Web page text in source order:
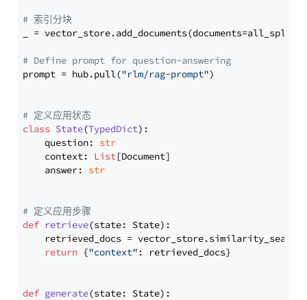
# 索引分块
_ = vector_store.add_documents(documents=all_splits)
# Define prompt for question-answering
prompt = hub.pull("rlm/rag-prompt")
# 定义应用状态
class State(TypedDict):
    question:
str
    context:
List[Document]
    answer:
str
# 定义应用步骤
def retrieve(state: State):
retrieved_docs =
return {"context" : retrieved_docs}
def generate(state: State):